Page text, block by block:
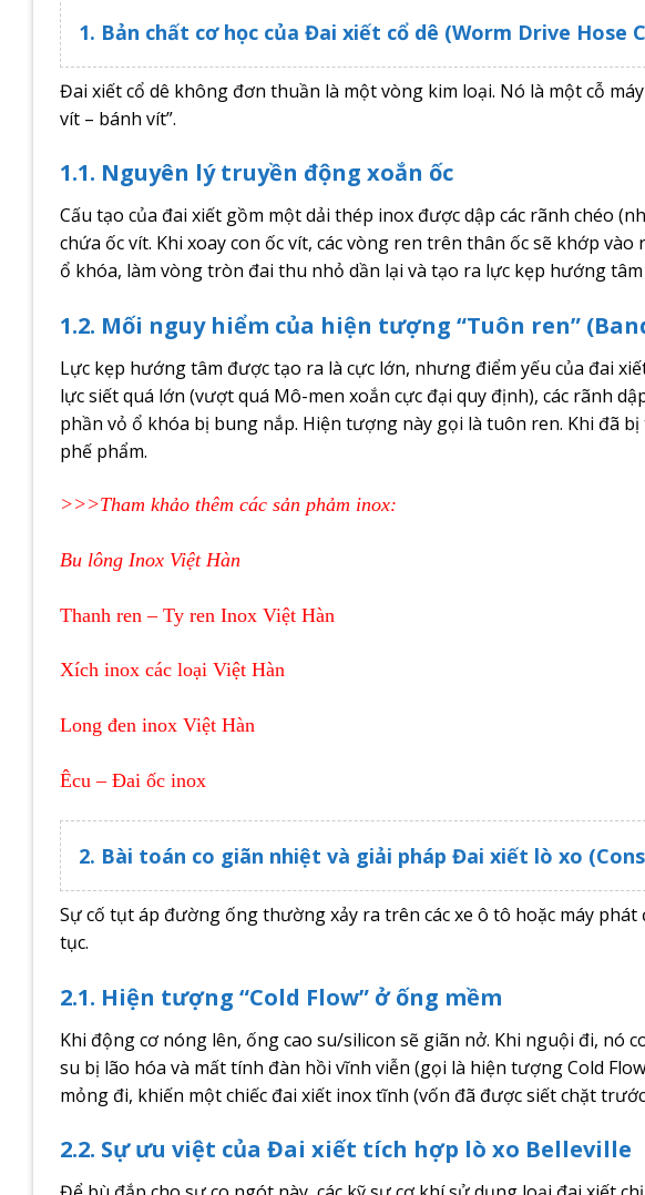
1. Bản chất cơ học của Đai xiết cổ dê (Worm Drive Hose
Đai xiết cổ dê không đơn thuần là một vòng kim loại. Nó là một cỗ
vít – bánh vít”.
1.1. Nguyên lý truyền động xoắn ốc
Cấu tạo của đai xiết gồm một dải thép inox được dập các rãnh chéo
chứa ốc vít. Khi xoay con ốc vít, các vòng ren trên thân ốc sẽ khớp
ổ khóa, làm vòng tròn đai thu nhỏ dần lại và tạo ra lực kẹp hướng
1.2. Mối nguy hiểm của hiện tượng “Tuôn ren”
Lực kẹp hướng tâm được tạo ra là cực lớn, nhưng điểm yếu của đai
lực siết quá lớn (vượt quá Mô-men xoắn cực đại quy định), các rãnh
phần vỏ ổ khóa bị bung nắp. Hiện tượng này gọi là tuôn ren. Khi đã
phế phẩm.
>>>Tham khảo thêm các sản phảm inox:
Bu lông Inox Việt Hàn
Thanh ren – Ty ren Inox Việt Hàn
Xích inox các loại Việt Hàn
Long đen inox Việt Hàn
Êcu – Đai ốc inox
2. Bài toán co giãn nhiệt và giải pháp Đai xiết lò xo
Sự cố tụt áp đường ống thường xảy ra trên các xe ô tô hoặc máy
tục.
2.1. Hiện tượng “Cold Flow” ở ống mềm
Khi động cơ nóng lên, ống cao su/silicon sẽ giãn nở. Khi nguội đi, nó
su bị lão hóa và mất tính đàn hồi vĩnh viễn (gọi là hiện tượng Cold
mỏng đi, khiến một chiếc đai xiết inox tĩnh (vốn đã được siết chặt
2.2. Sự ưu việt của Đai xiết tích hợp lò xo Belleville